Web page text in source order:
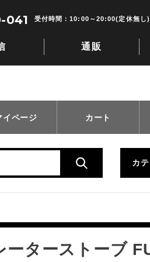
通販
041 受付時間：10:00～20:00(定休無し)
イページ カート
カ
ターストーブ